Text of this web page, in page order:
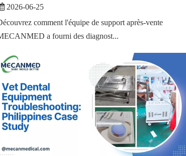
2026-06-25
comment l'équipe de support après-vente
a fourni des diagnost...